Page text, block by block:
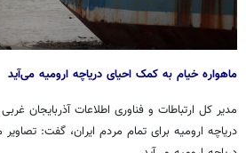
ماهواره خیام به کمک احیای دریاچه ارومیه می‌آید
مدیر کل ارتباطات و فناوری اطلاعات آذربایجان
دریاچه ارومیه برای تمام مردم ایران، گفت: